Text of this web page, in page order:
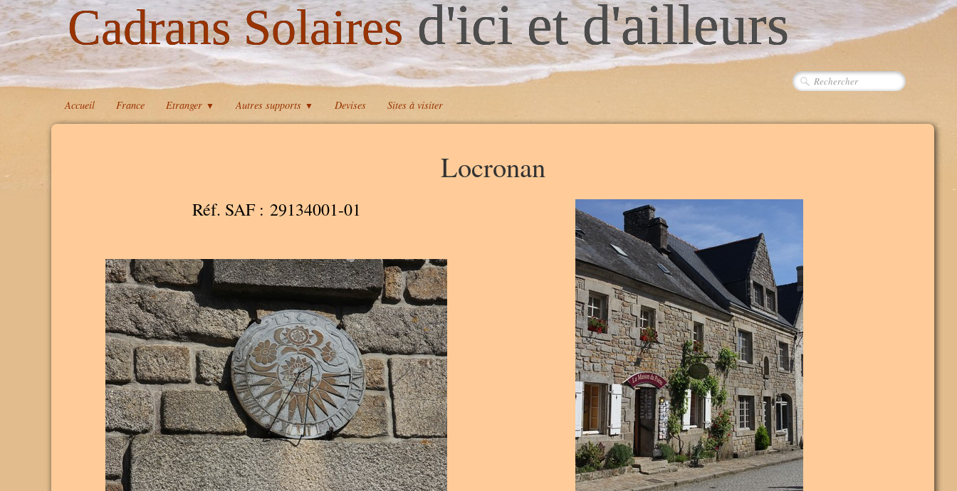
Cadrans Solairesd'ici et d'ailleurs
Accueil France Etranger ▼ Autres supports ▼ Devises Sites à visiter
Locronan
Réf. SAF : 29134001-01